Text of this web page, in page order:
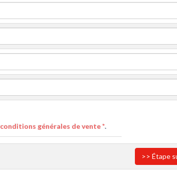
conditions générales de vente *.
>> Étape